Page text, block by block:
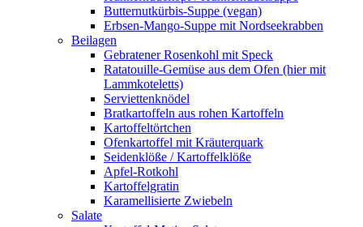
Butternutkürbis-Suppe (vegan)
Erbsen-Mango-Suppe mit Nordseekrabben
Beilagen
Gebratener Rosenkohl mit Speck
Ratatouille-Gemüse aus dem Ofen (hier mit
Lammkoteletts)
Serviettenknödel
Bratkartoffeln aus rohen Kartoffeln
Kartoffeltörtchen
Ofenkartoffel mit Kräuterquark
Seidenklöße / Kartoffelklöße
Apfel-Rotkohl
Kartoffelgratin
Karamellisierte Zwiebeln
Salate